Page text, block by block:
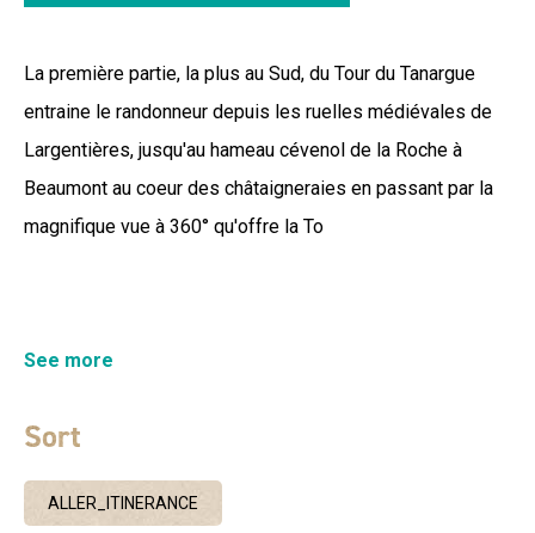
La première partie, la plus au Sud, du Tour du Tanargue
entraine le randonneur depuis les ruelles médiévales de
Largentières, jusqu'au hameau cévenol de la Roche à
Beaumont au coeur des châtaigneraies en passant par la
magnifique vue à 360° qu'offre la To
Le circuit démarre de Largentière, ancienne cité minière
direction du hameau de La Roche (le Gua), commune de
See more
Sort
ALLER_ITINERANCE